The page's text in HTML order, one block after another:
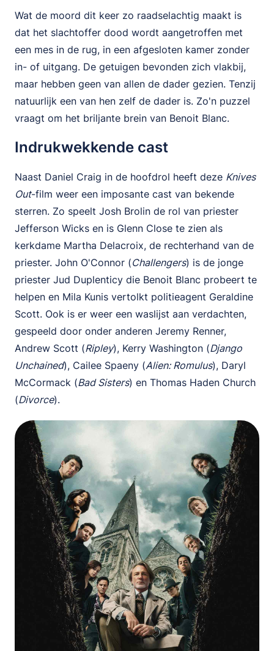
Wat de moord dit keer zo raadselachtig maakt is
dat het slachtoffer dood wordt aangetroffen met
een mes in de rug, in een afgesloten kamer zonder
in- of uitgang. De getuigen bevonden zich vlakbij,
maar hebben geen van allen de dader gezien. Tenzij
natuurlijk een van hen zelf de dader is. Zo'n puzzel
vraagt om het briljante brein van Benoit Blanc.
Indrukwekkende cast
Naast Daniel Craig in de hoofdrol heeft deze Knives
Out-film weer een imposante cast van bekende
sterren. Zo speelt Josh Brolin de rol van priester
Jefferson Wicks en is Glenn Close te zien als
kerkdame Martha Delacroix, de rechterhand van de
priester. John O'Connor (Challengers) is de jonge
priester Jud Duplenticy die Benoit Blanc probeert te
helpen en Mila Kunis vertolkt politieagent Geraldine
Scott. Ook is er weer een waslijst aan verdachten,
gespeeld door onder anderen Jeremy Renner,
Andrew Scott (Ripley), Kerry Washington (Django
Unchained), Cailee Spaeny (Alien: Romulus), Daryl
McCormack (Bad Sisters) en Thomas Haden Church
(Divorce).